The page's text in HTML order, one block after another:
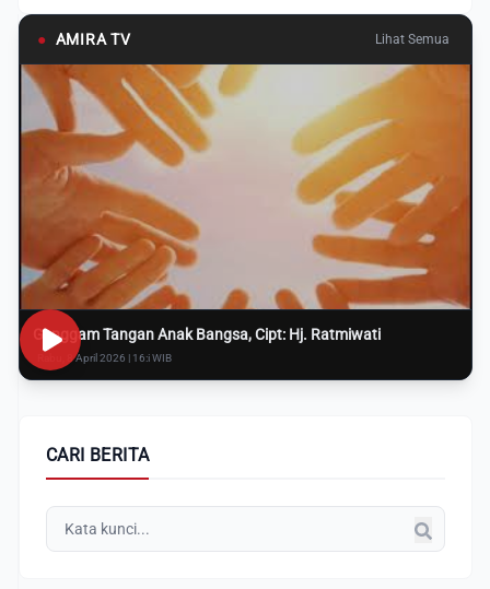
● AMIRA TV Lihat Semua
Genggam Tangan Anak Bangsa, Cipt: Hj. Ratmiwati
Rabu, 8 April 2026 | 16:i WIB
CARI BERITA